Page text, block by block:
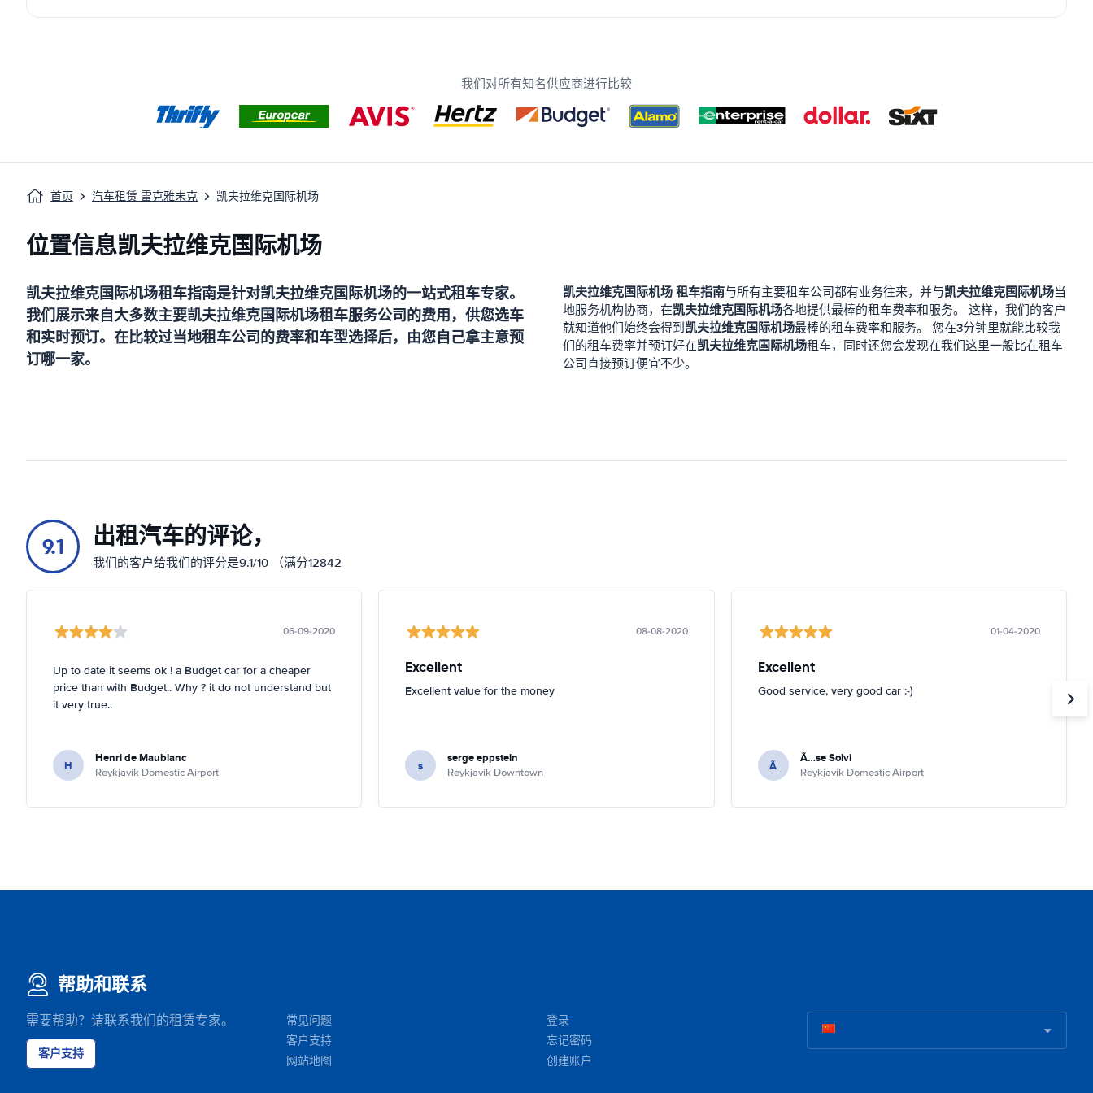
我们对所有知名供应商进行比较
首页 汽车租赁 雷克雅未克 凯夫拉维克国际机场
位置信息凯夫拉维克国际机场
凯夫拉维克国际机场租车指南是针对凯夫拉维克国际机场的一站式租车专家。
我们展示来自大多数主要凯夫拉维克国际机场租车服务公司的费用，供您选车
和实时预订。在比较过当地租车公司的费率和车型选择后，由您自己拿主意预
订哪一家。
凯夫拉维克国际机场租车指南与所有主要租车公司都有业务往来，并与凯夫拉维克国际机场当
地服务机构协商，在凯夫拉维克国际机场各地提供最棒的租车费率和服务。 这样，我们的客户
就知道他们始终会得到 凯夫拉维克国际机场最棒的租车费率和服务。 您在3分钟里就能比较我
们的租车费率并预订好在凯夫拉维克国际机场租车，同时还您会发现在我们这里一般比在租车
公司直接预订便宜不少。
9.1 出租汽车的评论，
我们的客户给我们的评分是9.1/10 （满分12842
06-09-2020
Up to date it seems ok ! a Budget car for a cheaper
price than with Budget.. Why ? it do not understand but
it very true..
H Henri de Maublanc
Reykjavik Domestic Airport
08-08-2020
Excellent
Excellent value for the money
s serge eppstein
Reykjavik Downtown
01-04-2020
Excellent
Good service, very good car :-)
Ã Ã…se Solvi
Reykjavik Domestic Airport
帮助和联系
需要帮助？请联系我们的租赁专家。
客户支持
常见问题
客户支持
网站地图
登录
忘记密码
创建账户